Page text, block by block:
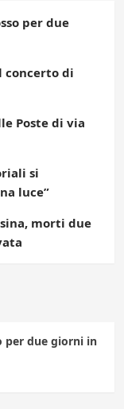
per due
concerto di
Poste di via
si
luce”
morti due
per due giorni in